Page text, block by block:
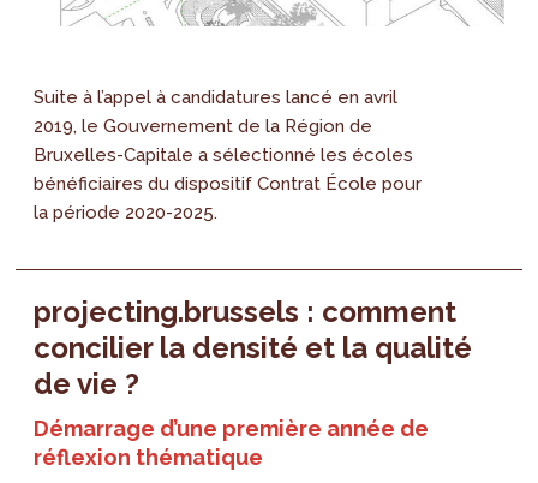
Suite à l’appel à candidatures lancé en avril
2019, le Gouvernement de la Région de
Bruxelles-Capitale a sélectionné les écoles
bénéficiaires du dispositif Contrat École pour
la période 2020-2025.
projecting.brussels : comment
concilier la densité et la qualité
de vie ?
Démarrage d’une première année de
réflexion thématique